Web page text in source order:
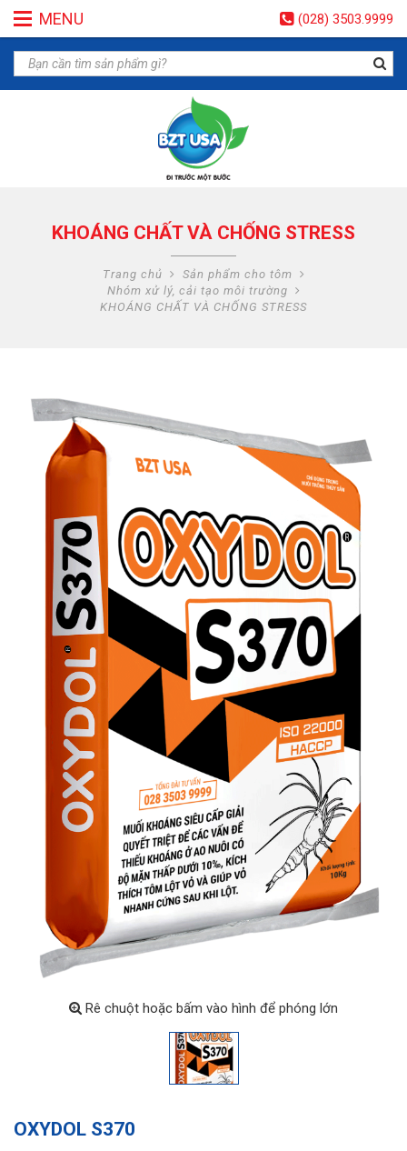
MENU (028) 3503.9999
KHOÁNG CHẤT VÀ CHỐNG STRESS
Trang chủ
Sản phẩm cho tôm
Nhóm xử lý, cải tạo môi trường
KHOÁNG CHẤT VÀ CHỐNG STRESS
Rê chuột hoặc bấm vào hình để phóng lớn
OXYDOL S370